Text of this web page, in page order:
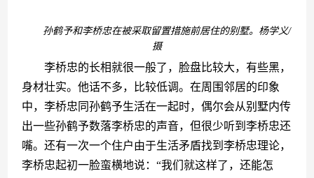
孙鹤予和李桥忠在被采取留置措施前居住的别墅。杨学义/
摄
李桥忠的长相就很一般了，脸盘比较大，有些黑，
身材壮实。他话不多，比较低调。在周围邻居的印象
中，李桥忠同孙鹤予生活在一起时，偶尔会从别墅内传
出一些孙鹤予数落李桥忠的声音，但很少听到李桥忠还
嘴。还有一次一个住户由于生活矛盾找到李桥忠理论，
李桥忠起初一脸蛮横地说：“我们就这样了，还能怎